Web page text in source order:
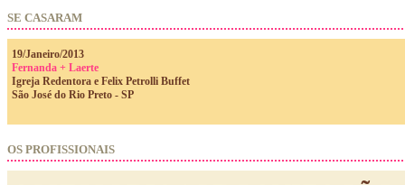
SE CASARAM
19/Janeiro/2013
Fernanda + Laerte
Igreja Redentora e Felix Petrolli Buffet
São José do Rio Preto - SP
OS PROFISSIONAIS